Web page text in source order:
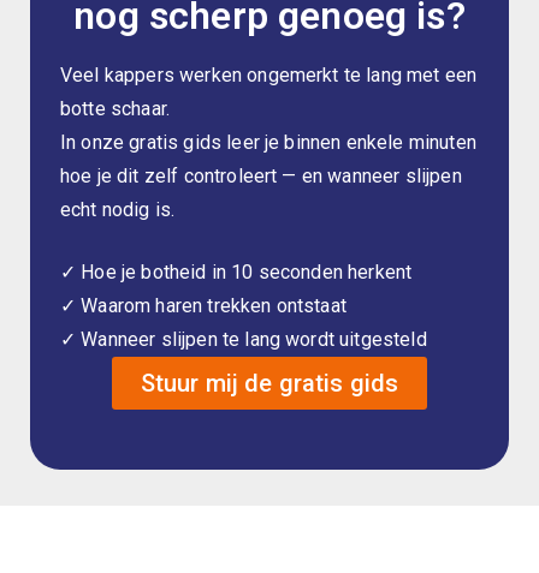
nog scherp genoeg is?
Veel kappers werken ongemerkt te lang met een
botte schaar.
In onze gratis gids leer je binnen enkele minuten
hoe je dit zelf controleert — en wanneer slijpen
echt nodig is.
✓ Hoe je botheid in 10 seconden herkent
✓ Waarom haren trekken ontstaat
✓ Wanneer slijpen te lang wordt uitgesteld
Stuur mij de gratis gids